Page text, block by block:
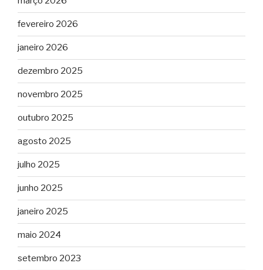
fevereiro 2026
janeiro 2026
dezembro 2025
novembro 2025
outubro 2025
agosto 2025
julho 2025
junho 2025
janeiro 2025
maio 2024
setembro 2023